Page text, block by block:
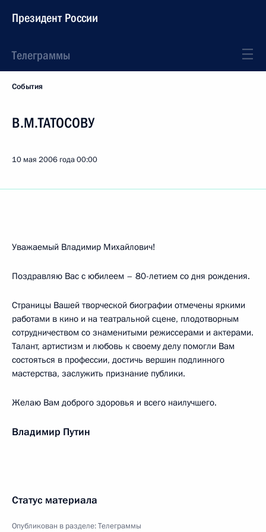
Президент России
Телеграммы
События
В.М.ТАТОСОВУ
10 мая 2006 года00:00
Уважаемый Владимир Михайлович!
Поздравляю Вас с юбилеем – 80-летием со дня рождения.
Страницы Вашей творческой биографии отмечены яркими
работами в кино и на театральной сцене, плодотворным
сотрудничеством со знаменитыми режиссерами и актерами.
Талант, артистизм и любовь к своему делу помогли Вам
состояться в профессии, достичь вершин подлинного
мастерства, заслужить признание публики.
Желаю Вам доброго здоровья и всего наилучшего.
Владимир Путин
Статус материала
Опубликован в разделе:Телеграммы